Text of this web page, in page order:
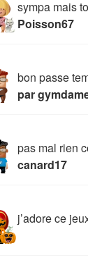
sympa mais
Poisson67
bon passe
par
pas mal rien
canard17
j’adore ce